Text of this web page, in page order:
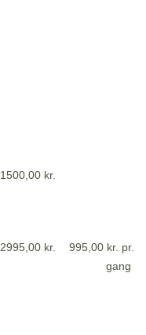
1500,00 kr.
2995,00 kr.
995,00 kr. pr.
gang